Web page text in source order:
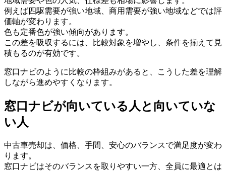
例えば四駆需要が強い地域、商用需要が強い地域などでは評
価軸が変わります。
色も定番色が強い傾向があります。
この差を吸収するには、比較対象を増やし、条件を揃えて見
積もるのが有効です。
窓口ナビのように比較の枠組みがあると、こうした差を理解
しながら進めやすくなります。
窓口ナビが向いている人と向いていな
い人
中古車売却は、価格、手間、安心のバランスで満足度が変わ
ります。
窓口ナビはそのバランスを取りやすい一方、全員に最適とは